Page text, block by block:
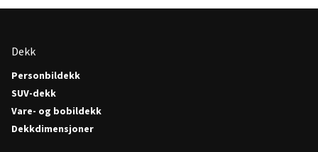
Dekk
Personbildekk
SUV-dekk
Vare- og bobildekk
Dekkdimensjoner